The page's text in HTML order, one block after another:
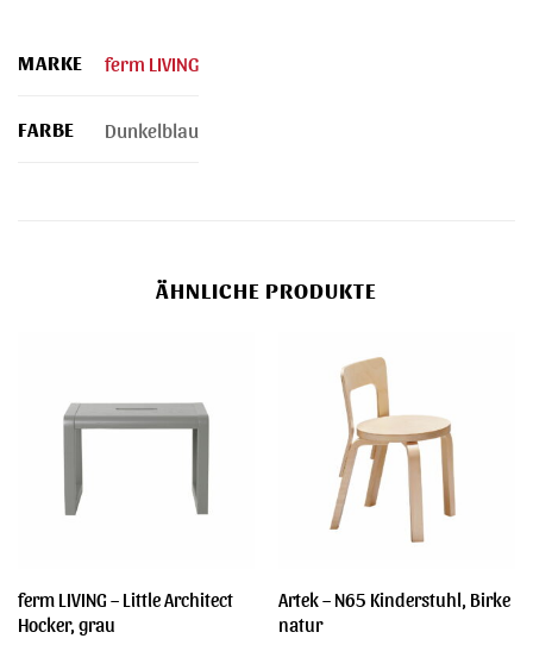
MARKE ferm LIVING
FARBE Dunkelblau
ÄHNLICHE PRODUKTE
ferm LIVING – Little Architect
Hocker, grau
Artek – N65 Kinderstuhl, Birke
natur